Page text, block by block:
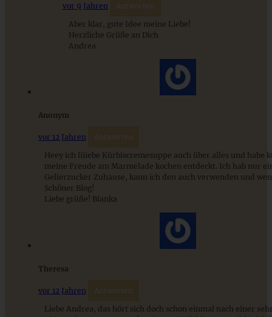
Brombeer-Holunder-Marmelade mit Tonkabohne
Schweizer Wurstsalat mit Käse - einfach, würzig und in 15
ZUM BEITRAG
vor 9 Jahren Antworten
Aber klar, gute Idee meine Liebe!
Herzliche Grüße an Dich
Andrea
Anonym
vor 12 Jahren Antworten
Heey ich liiiebe Kürbiscremesuppe auch über alles und habe
meine Freude am Marmelade kochen entdeckt. Ich hab nur
Gelierzucker Zuhause, kann ich den auch verwenden und
Schöner Blog!
Liebe grüße! Bianka
Theresa
vor 12 Jahren Antworten
Liebe Andrea, das hört sich doch schon einmal nach einer